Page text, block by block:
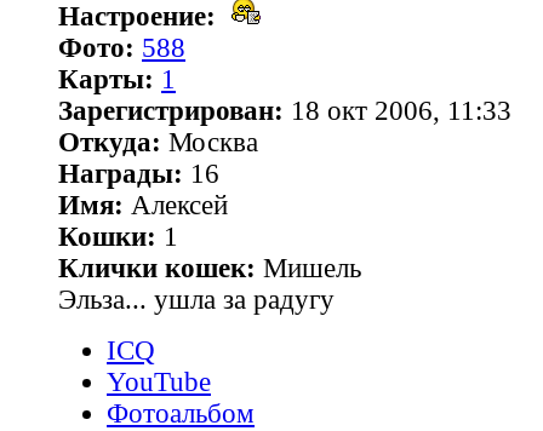
Настроение:
Фото: 588
Карты: 1
Зарегистрирован: 18 окт 2006, 11:33
Откуда: Москва
Награды: 16
Имя: Алексей
Кошки: 1
Клички кошек: Мишель
Эльза... ушла за радугу
ICQ
YouTube
Фотоальбом